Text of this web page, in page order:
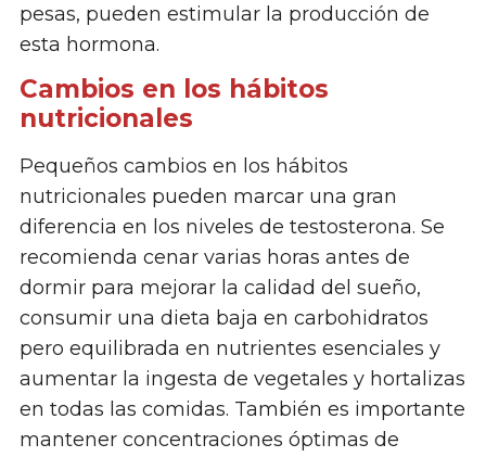
pesas, pueden estimular la producción de
esta hormona.
Cambios en los hábitos
nutricionales
Pequeños cambios en los hábitos
nutricionales pueden marcar una gran
diferencia en los niveles de testosterona. Se
recomienda cenar varias horas antes de
dormir para mejorar la calidad del sueño,
consumir una dieta baja en carbohidratos
pero equilibrada en nutrientes esenciales y
aumentar la ingesta de vegetales y hortalizas
en todas las comidas. También es importante
mantener concentraciones óptimas de